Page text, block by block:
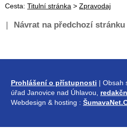
Cesta: Titulní stránka >Zpravodaj
| Návrat na předchozí stránku
Prohlášení o přístupnosti | Obsah
úřad Janovice nad Úhlavou,
Webdesign & hosting :